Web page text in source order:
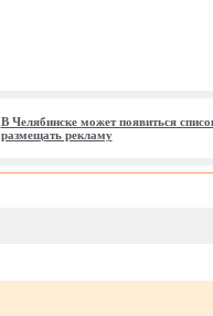
В Челябинске может появиться
размещать рекламу